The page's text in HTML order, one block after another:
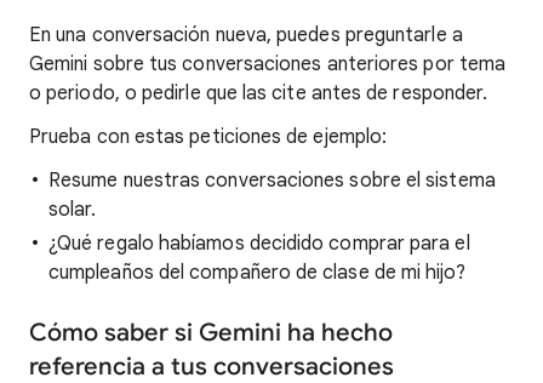
En una conversación nueva, puedes preguntarle a
Gemini sobre tus conversaciones anteriores por tema
o periodo, o pedirle que las cite antes de responder.
Prueba con estas peticiones de ejemplo:
Resume nuestras conversaciones sobre el sistema
solar.
¿Qué regalo habíamos decidido comprar para el
cumpleaños del compañero de clase de mi hijo?
Cómo saber si Gemini ha hecho
referencia a tus conversaciones